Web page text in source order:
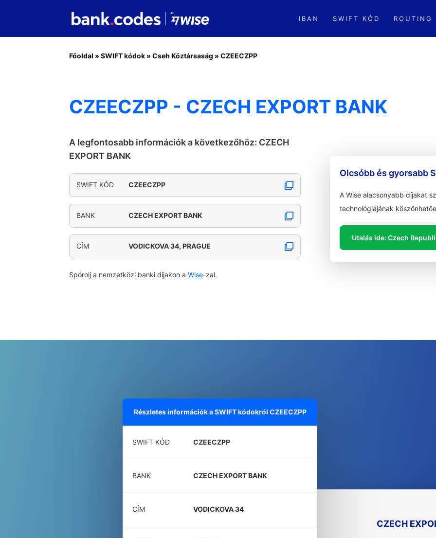
IBAN SWIFT KÓD ROUTING
Főoldal » SWIFT kódok » Cseh Köztársaság » CZEECZPP
CZEECZPP - CZECH EXPORT BANK
A legfontosabb információk a következőhöz: CZECH
EXPORT BANK
SWIFT KÓD CZEECZPP
BANK CZECH EXPORT BANK
CÍM VODICKOVA 34, PRAGUE
Spórolj a nemzetközi banki díjakon a Wise-zal.
Olcsóbb és gyorsabb
A Wise alacsonyabb díjakat
technológiájának
Utalás ide: Czech
Részletes információk a SWIFT kódokról CZEECZPP
SWIFT KÓD CZEECZPP
BANK CZECH EXPORT BANK
CÍM VODICKOVA 34
CZECH